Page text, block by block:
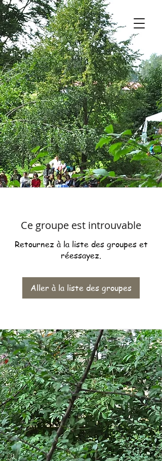
Ce groupe est introuvable
Retournez à la liste des groupes et
réessayez.
Aller à la liste des groupes